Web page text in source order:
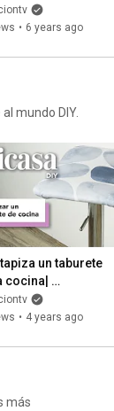
• 6 years ago
mundo DIY.
un taburete
cocina|
• 4 years ago
más